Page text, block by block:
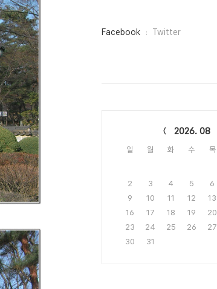
페
Facebook Twitter
2026. 08
일 월 화 수 목
2
3 4 5 6
9
10 11 12 13
16
17 18 19 20
23
24 25 26 27
30
31